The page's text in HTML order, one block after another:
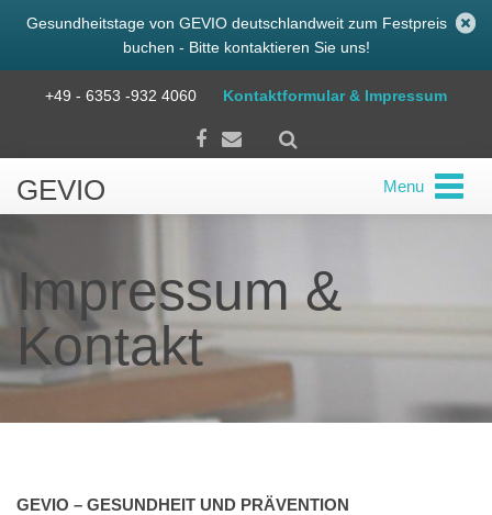
Gesundheitstage von GEVIO deutschlandweit zum Festpreis
buchen - Bitte kontaktieren Sie uns!
+49 - 6353 -932 4060 Kontaktformular & Impressum
Menu
GEVIO
Impressum &
Kontakt
GEVIO – GESUNDHEIT UND PRÄVENTION